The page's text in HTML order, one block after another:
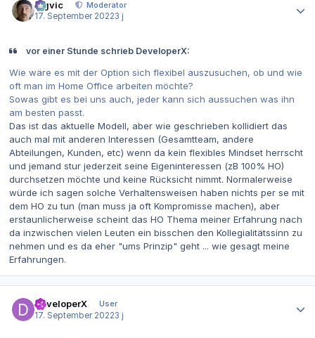
bigvic
Moderator
17. September 20223 j
vor einer Stunde schrieb DeveloperX:
Wie wäre es mit der Option sich flexibel auszusuchen, ob und wie
oft man im Home Office arbeiten möchte?
Sowas gibt es bei uns auch, jeder kann sich aussuchen was ihn
am besten passt.
Das ist das aktuelle Modell, aber wie geschrieben kollidiert das
auch mal mit anderen Interessen (Gesamtteam, andere
Abteilungen, Kunden, etc) wenn da kein flexibles Mindset herrscht
und jemand stur jederzeit seine Eigeninteressen (zB 100% HO)
durchsetzen möchte und keine Rücksicht nimmt. Normalerweise
würde ich sagen solche Verhaltensweisen haben nichts per se mit
dem HO zu tun (man muss ja oft Kompromisse machen), aber
erstaunlicherweise scheint das HO Thema meiner Erfahrung nach
da inzwischen vielen Leuten ein bisschen den Kollegialitätssinn zu
nehmen und es da eher "ums Prinzip" geht ... wie gesagt meine
Erfahrungen.
DeveloperX
User
17. September 20223 j